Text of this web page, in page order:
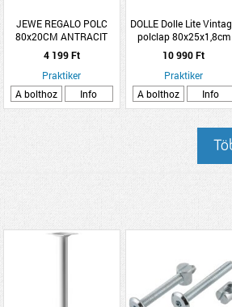
JEWE REGALO POLC
80x20CM ANTRACIT
4 199 Ft
Praktiker
A bolthoz
Info
DOLLE Dolle Lite
polclap 80x25x1,8cm
fehér
10 990 Ft
Praktiker
A bolthoz
Info